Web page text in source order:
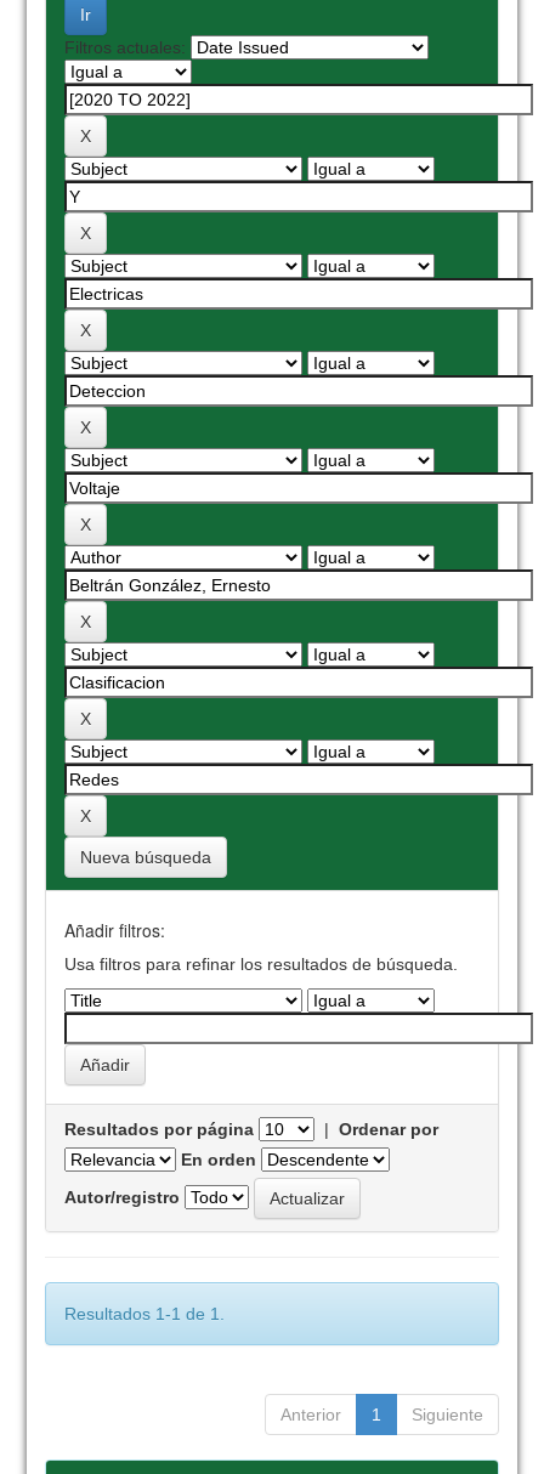
Filtros actuales:
Nueva búsqueda
Añadir filtros:
Usa filtros para refinar los resultados de búsqueda.
Resultados por página |Ordenar por
En orden
Autor/registro
Resultados 1-1 de 1.
Anterior 1 Siguiente